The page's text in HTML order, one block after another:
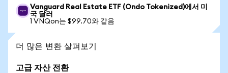
Vanguard Real Estate ETF (Ondo Tokenized)에서 미
국 달러
1 VNQon는 $99.70와 같음
더 많은 변환 살펴보기
고급 자산 전환